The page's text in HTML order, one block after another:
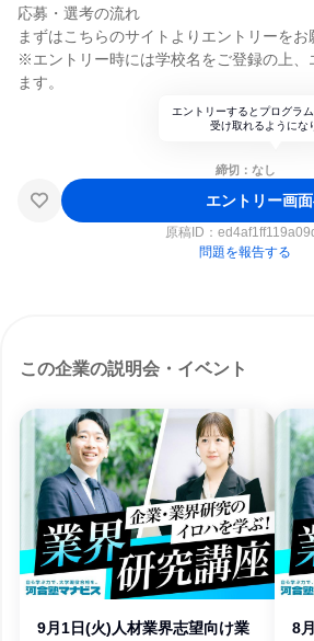
応募・選考の流れ
まずはこちらのサイトよりエントリーをお
※エントリー時には学校名をご登録の上、
ます。
エントリーするとプログラ
受け取れるようにな
締切：なし
エントリー画
原稿ID：
問題を報告する
この企業の説明会・イベント
9月1日(火)人材業界志望向け業
8